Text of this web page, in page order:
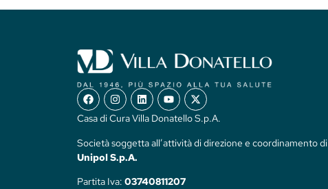
Casa di Cura Villa Donatello S.p.A.
Società soggetta all’attività di direzione e coordinamento di
Unipol S.p.A.
Partita Iva: 03740811207